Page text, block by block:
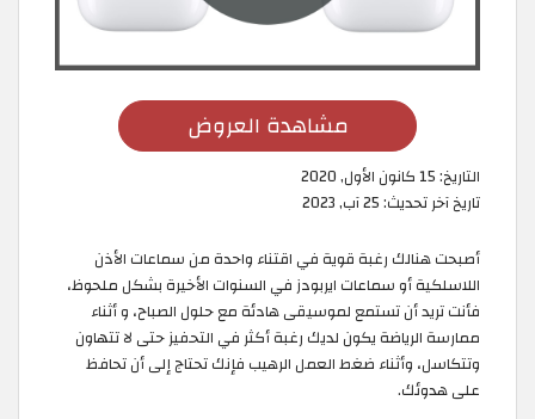
مشاهدة العروض
التاريخ:15 كانون الأول, 2020
تاريخ آخر تحديث:25 آب, 2023
أصبحت هنالك رغبة قوية في اقتناء واحدة من سماعات الأذن
اللاسلكية أو سماعات ايربودز في السنوات الأخيرة بشكل ملحوظ،
فأنت تريد أن تستمع لموسيقى هادئة مع حلول الصباح، و أثناء
ممارسة الرياضة يكون لديك رغبة أكثر في التحفيز حتى لا تتهاون
وتتكاسل، وأثناء ضغط العمل الرهيب فإنك تحتاج إلى أن تحافظ
على هدوئك.